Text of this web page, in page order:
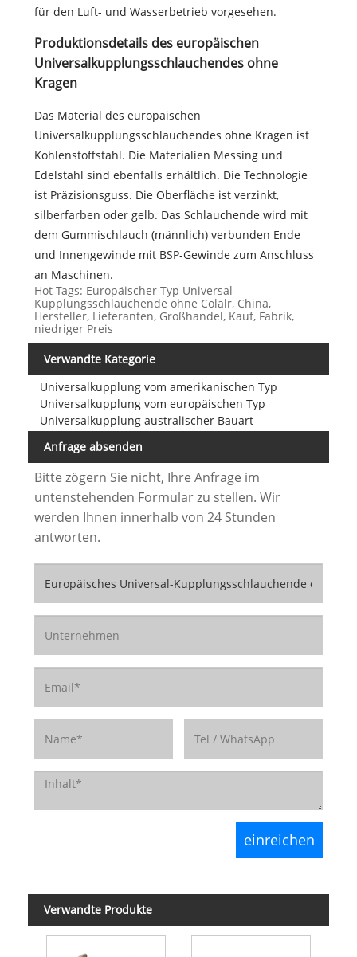
für den Luft- und Wasserbetrieb vorgesehen.
Produktionsdetails des europäischen
Universalkupplungsschlauchendes ohne
Kragen
Das Material des europäischen
Universalkupplungsschlauchendes ohne Kragen ist
Kohlenstoffstahl. Die Materialien Messing und
Edelstahl sind ebenfalls erhältlich. Die Technologie
ist Präzisionsguss. Die Oberfläche ist verzinkt,
silberfarben oder gelb. Das Schlauchende wird mit
dem Gummischlauch (männlich) verbunden Ende
und Innengewinde mit BSP-Gewinde zum Anschluss
an Maschinen.
Hot-Tags: Europäischer Typ Universal-
Kupplungsschlauchende ohne Colalr, China,
Hersteller, Lieferanten, Großhandel, Kauf, Fabrik,
niedriger Preis
Verwandte Kategorie
Universalkupplung vom amerikanischen Typ
Universalkupplung vom europäischen Typ
Universalkupplung australischer Bauart
Anfrage absenden
Bitte zögern Sie nicht, Ihre Anfrage im
untenstehenden Formular zu stellen. Wir
werden Ihnen innerhalb von 24 Stunden
antworten.
Verwandte Produkte